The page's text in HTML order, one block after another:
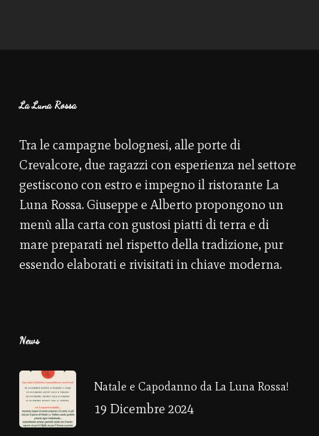
La Luna Rossa
Tra le campagne bolognesi, alle porte di
Crevalcore, due ragazzi con esperienza nel settore
gestiscono con estro e impegno il ristorante La
Luna Rossa. Giuseppe e Alberto propongono un
menù alla carta con gustosi piatti di terra e di
mare preparati nel rispetto della tradizione, pur
essendo elaborati e rivisitati in chiave moderna.
News
Natale e Capodanno da La Luna Rossa!
19 Dicembre 2024